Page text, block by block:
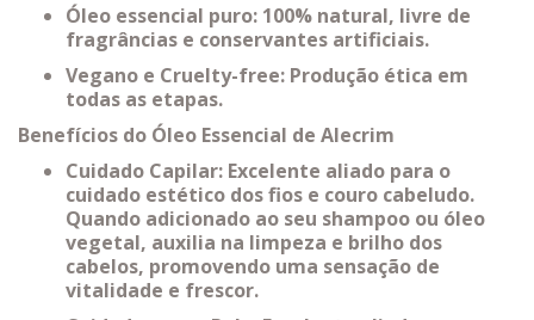
Óleo essencial puro: 100% natural, livre de
fragrâncias e conservantes artificiais.
Vegano e Cruelty-free: Produção ética em
todas as etapas.
Benefícios do Óleo Essencial de Alecrim
Cuidado Capilar: Excelente aliado para o
cuidado estético dos fios e couro cabeludo.
Quando adicionado ao seu shampoo ou óleo
vegetal, auxilia na limpeza e brilho dos
cabelos, promovendo uma sensação de
vitalidade e frescor.